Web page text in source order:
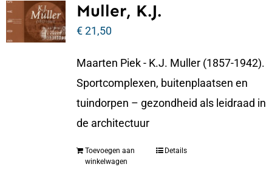
Muller, K.J.
€21,50
Maarten Piek - K.J. Muller (1857-1942).
Sportcomplexen, buitenplaatsen en
tuindorpen – gezondheid als leidraad in
de architectuur
Toevoegen aan
winkelwagen
Details